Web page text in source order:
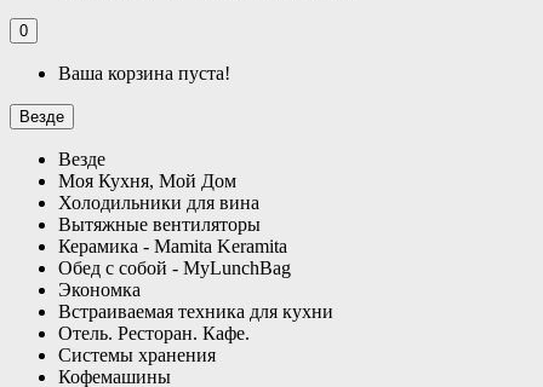
0
Ваша корзина пуста!
Везде
Везде
Моя Кухня, Мой Дом
Холодильники для вина
Вытяжные вентиляторы
Керамика - Mamita Keramita
Обед с собой - MyLunchBag
Экономка
Встраиваемая техника для кухни
Отель. Ресторан. Кафе.
Системы хранения
Кофемашины